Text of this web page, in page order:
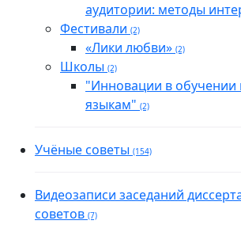
аудитории: методы
Фестивали (2)
«Лики любви» (2)
Школы (2)
"Инновации в
языкам" (2)
Учёные советы (154)
Видеозаписи заседаний
советов (7)